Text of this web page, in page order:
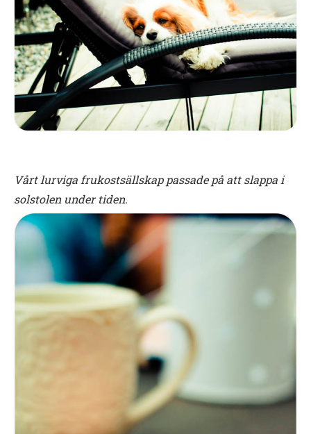
Vårt lurviga frukostsällskap passade på att slappa i
solstolen under tiden.